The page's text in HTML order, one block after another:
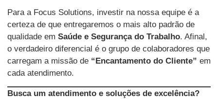
Para a Focus Solutions, investir na nossa equipe é a
certeza de que entregaremos o mais alto padrão de
qualidade em Saúde e Segurança do Trabalho. Afinal,
o verdadeiro diferencial é o grupo de colaboradores que
carregam a missão de “Encantamento do Cliente” em
cada atendimento.
Busca um atendimento e soluções de excelência?